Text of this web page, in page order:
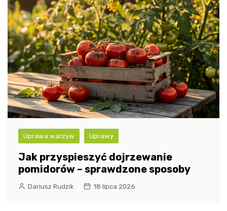
Uprawa warzyw Uprawy
Jak przyspieszyć dojrzewanie
pomidorów – sprawdzone sposoby
Dariusz Rudzik 18 lipca 2026